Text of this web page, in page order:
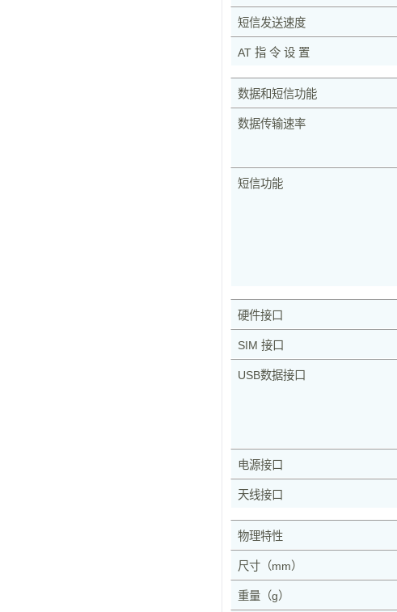
短信发送速度
AT 指 令 设 置
数据和短信功能
数据传输速率
短信功能
硬件接口
SIM 接口
USB数据接口
电源接口
天线接口
物理特性
尺寸（mm）
重量（g）